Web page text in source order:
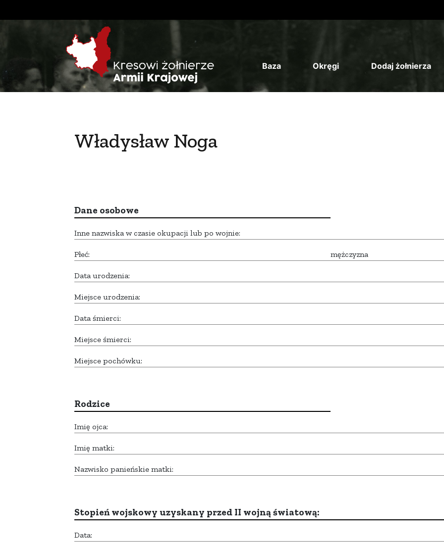
Baza Okręgi Dodaj żołnierza
Władysław Noga
Dane osobowe
Inne nazwiska w czasie okupacji lub po wojnie:
Płeć: mężczyzna
Data urodzenia:
Miejsce urodzenia:
Data śmierci:
Miejsce śmierci:
Miejsce pochówku:
Rodzice
Imię ojca:
Imię matki:
Nazwisko panieńskie matki:
Stopień wojskowy uzyskany przed II wojną światową:
Data: